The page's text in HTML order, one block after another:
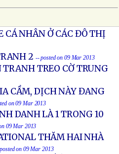
CÁ NHÂN Ở CÁC ĐÔ THỊ
2 -- posted on 09 Mar 2013
TREO CỜ TRUNG
CẦM, DỊCH NÀY ĐANG
on 09 Mar 2013
DANH LÀ 1 TRONG 10
09 Mar 2013
THĂM HAI NHÀ
on 09 Mar 2013